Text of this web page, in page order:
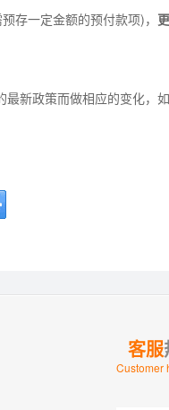
存一定金额的预付款项)，
新政策而做相应的变化，
客服
Customer